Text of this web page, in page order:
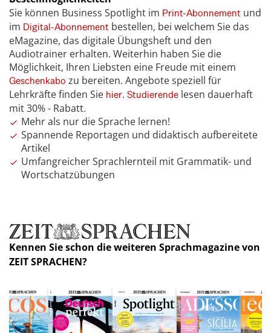
Sie können Business Spotlight im Print-Abonnement und
im Digital-Abonnement bestellen, bei welchem Sie das
eMagazine, das digitale Übungsheft und den
Audiotrainer erhalten. Weiterhin haben Sie die
Möglichkeit, Ihren Liebsten eine Freude mit einem
Geschenkabo zu bereiten. Angebote speziell für
Lehrkräfte finden Sie hier. Studierende lesen dauerhaft
mit 30% - Rabatt.
Mehr als nur die Sprache lernen!
Spannende Reportagen und didaktisch aufbereitete
Artikel
Umfangreicher Sprachlernteil mit Grammatik- und
Wortschatzübungen
Kennen Sie schon die weiteren Sprachmagazine von
ZEIT SPRACHEN?